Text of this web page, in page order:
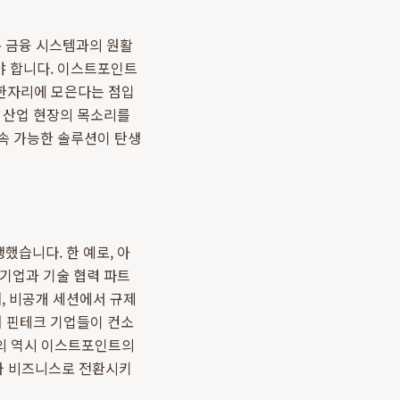
융 시스템과의 원활
합니다. 이스트포인트
리에 모은다는 점입
업 현장의 목소리를
가능한 솔루션이 탄생
습니다. 한 예로, 아
업과 기술 협력 파트
공개 세션에서 규제
테크 기업들이 컨소
역시 이스트포인트의
비즈니스로 전환시키